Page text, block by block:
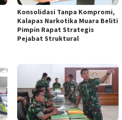
Konsolidasi Tanpa Kompromi,
Kalapas Narkotika Muara Beliti
Pimpin Rapat Strategis
Pejabat Struktural